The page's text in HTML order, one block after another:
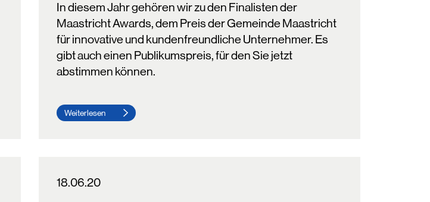
In diesem Jahr gehören wir zu den Finalisten der
Maastricht Awards, dem Preis der Gemeinde Maastricht
für innovative und kundenfreundliche Unternehmer. Es
gibt auch einen Publikumspreis, für den Sie jetzt
abstimmen können.
Weiterlesen
18.06.20